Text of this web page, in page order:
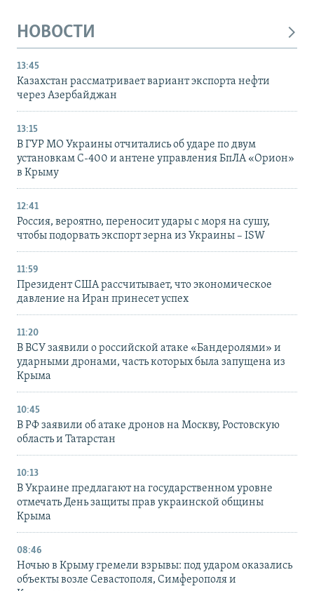
НОВОСТИ
13:45
Казахстан рассматривает вариант экспорта нефти
через Азербайджан
13:15
В ГУР МО Украины отчитались об ударе по двум
установкам С-400 и антене управления БпЛА «Орион»
в Крыму
12:41
Россия, вероятно, переносит удары с моря на сушу,
чтобы подорвать экспорт зерна из Украины – ISW
11:59
Президент США рассчитывает, что экономическое
давление на Иран принесет успех
11:20
В ВСУ заявили о российской атаке «Бандеролями» и
ударными дронами, часть которых была запущена из
Крыма
10:45
В РФ заявили об атаке дронов на Москву, Ростовскую
область и Татарстан
10:13
В Украине предлагают на государственном уровне
отмечать День защиты прав украинской общины
Крыма
08:46
Ночью в Крыму гремели взрывы: под ударом оказались
объекты возле Севастополя, Симферополя и